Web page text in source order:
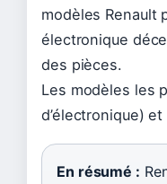
modèles Renault
électronique
des pièces.
Les modèles les
d’électronique) et
En résumé :